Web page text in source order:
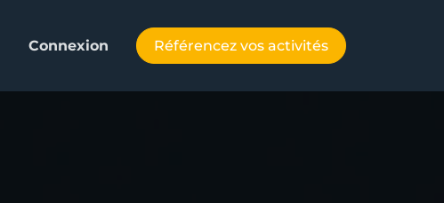
Connexion Référencez vos activités